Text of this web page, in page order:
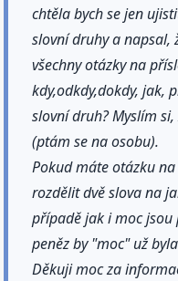
chtěla bych se jen
slovní druhy a napsal,
všechny otázky na
kdy,odkdy,dokdy, jak,
slovní druh? Myslím
(ptám se na osobu).
Pokud máte otázku
rozdělit dvě slova na
případě jak i moc jsou
peněz by "moc" už
Děkuji moc za